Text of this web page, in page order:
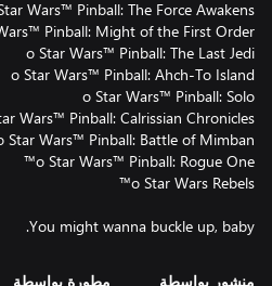
You might wanna buckle up, baby.
منشور بواسطة مطورة بواسطة